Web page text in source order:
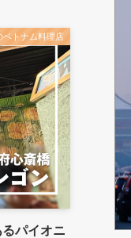
ベトナム料理店
パイオニ